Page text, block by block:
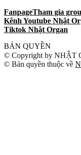
FanpageTham gia
Kênh Youtube Nhật
Tiktok Nhật Organ
BẢN QUYỀN
© Copyright by NHẬT
© Bản quyền thuộc về